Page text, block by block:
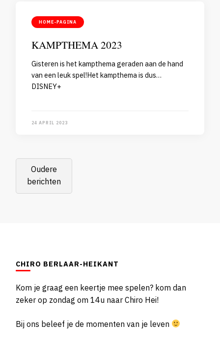
HOME-PAGINA
KAMPTHEMA 2023
Gisteren is het kampthema geraden aan de hand
van een leuk spel!Het kampthema is dus…
DISNEY+
24 APRIL 2023
Berichtnavigatie
Oudere
berichten
CHIRO BERLAAR-HEIKANT
Kom je graag een keertje mee spelen? kom dan
zeker op zondag om 14u naar Chiro Hei!
Bij ons beleef je de momenten van je leven